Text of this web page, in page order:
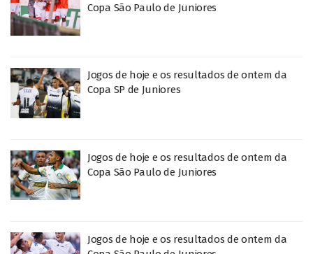
Copa São Paulo de Juniores
Jogos de hoje e os resultados de ontem da
Copa SP de Juniores
Jogos de hoje e os resultados de ontem da
Copa São Paulo de Juniores
Jogos de hoje e os resultados de ontem da